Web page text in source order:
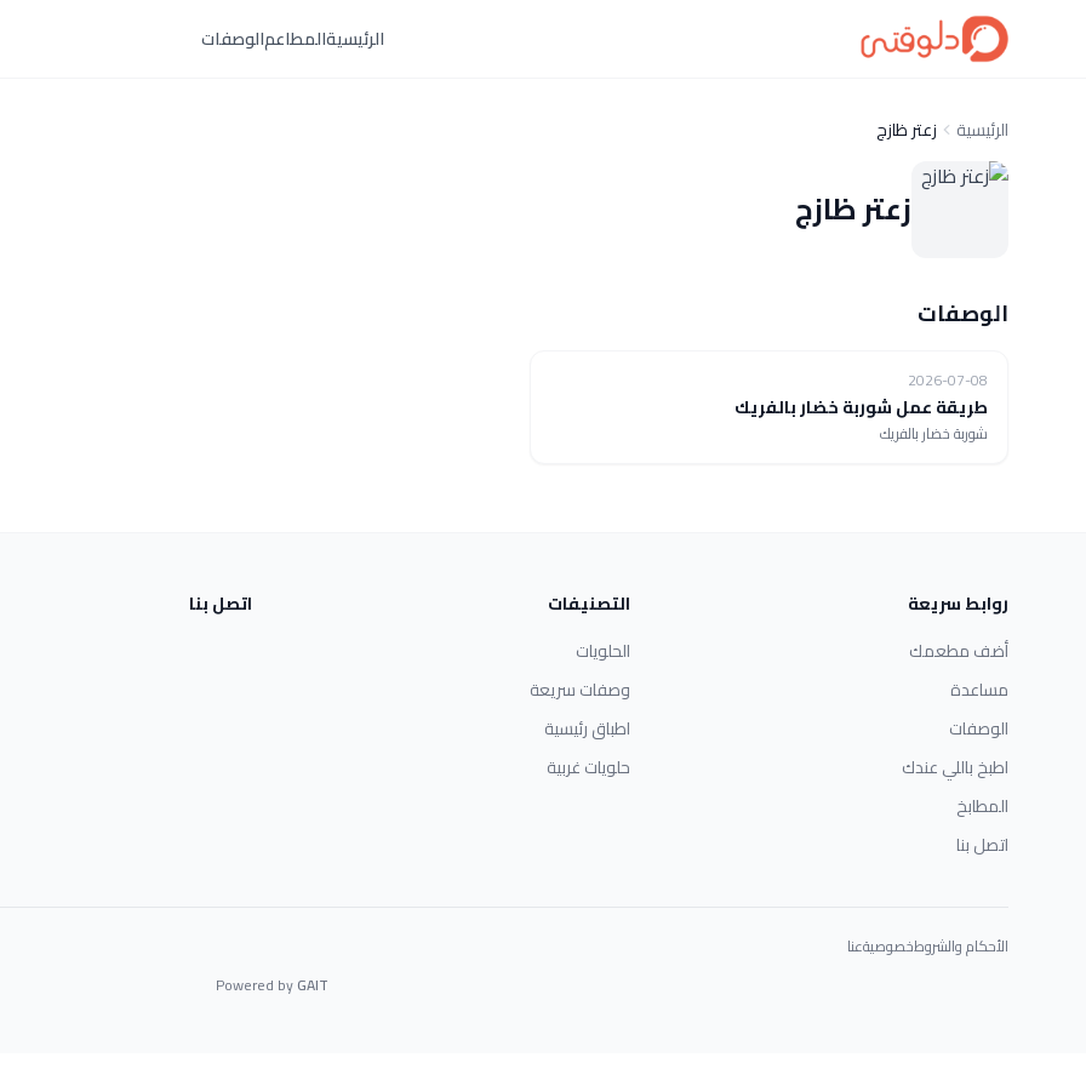
الرئيسيةالمطاعمالوصفات
الرئيسية زعتر ظازج
زعتر ظازج
الوصفات
فيديو
2026-07-08
طريقة عمل شوربة خضار بالفريك
شوربة خضار بالفريك
روابط سريعة
أضف مطعمك
مساعدة
الوصفات
اطبخ باللي عندك
المطابخ
اتصل بنا
التصنيفات
الحلويات
وصفات سريعة
اطباق رئيسية
حلويات غربية
اتصل بنا
الأحكام والشروطخصوصيةعنا
Powered byGAIT